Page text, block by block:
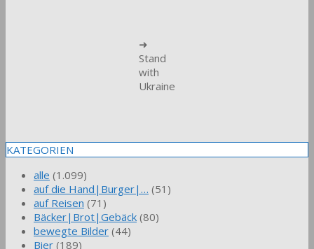
➜
Stand
with
Ukraine
KATEGORIEN
alle (1.099)
auf die Hand|Burger|… (51)
auf Reisen (71)
Bäcker|Brot|Gebäck (80)
bewegte Bilder (44)
Bier (189)